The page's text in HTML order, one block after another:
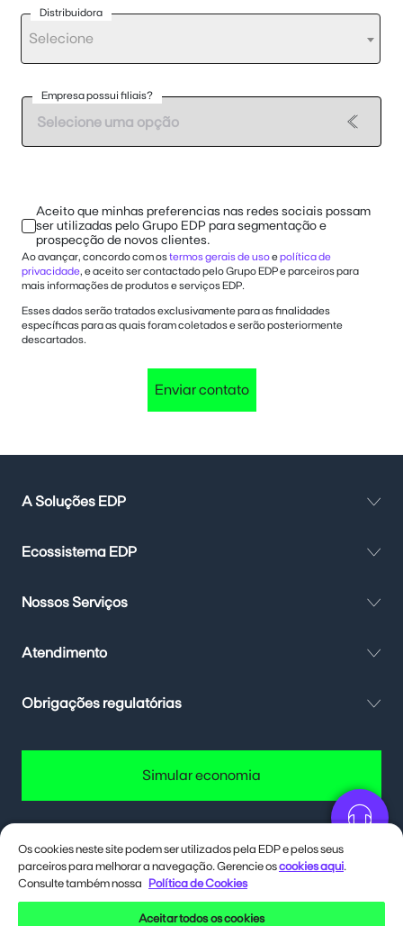
Quer até 40% de desconto na conta
de energia? Deixa eu te contar como.
Distribuidora
Selecione
Empresa possui filiais?
Aceito que minhas preferencias nas redes sociais possam
ser utilizadas pelo Grupo EDP para segmentação e
prospecção de novos clientes.
Ao avançar, concordo com ostermos gerais de usoepolítica de
privacidade, e aceito ser contactado pelo Grupo EDP e parceiros para
mais informações de produtos e serviços EDP.
Esses dados serão tratados exclusivamente para as finalidades
específicas para as quais foram coletados e serão posteriormente
descartados.
Enviar contato
A Soluções EDP
Ecossistema EDP
Nossos Serviços
Atendimento
Obrigações regulatórias
Simular economia
Os cookies neste site podem ser utilizados pela EDP e pelos seus
parceiros para melhorar a navegação. Gerencie oscookies aqui.
Consulte também nossa
Política de Cookies
Aceitar todos os cookies